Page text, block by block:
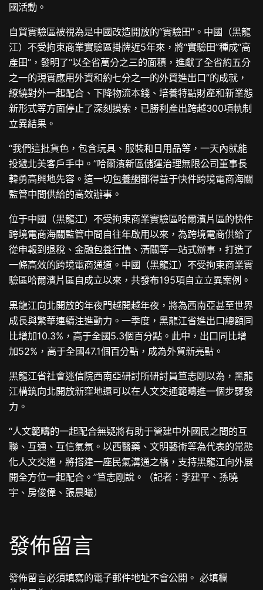
國活動。
自貿實驗區被視為是中國改造開放的“實驗田”。中國（黑龍
江）不受拘束商業實驗區掛牌近5年來，將“實驗田”種成“高
產田”，發明了“以全省萬分之三的面積，進獻了全省約五分
之一的現實應用外資和約七分之一的外貿進出口”的成就，
繚繞對外一起配合、下降物流本錢、培養特點財產和新業態
新形式等方面停止了深刻摸索，已勝利產出跨越300項軌制
立異結果。
“我們這批貨色，包含玩具、服裝和日用品等，一天內就能
投遞北美客戶手中。”哈爾濱新區儲運治理無限公司董事長
韓勇高興地先容。這一切包養網都得益于快件跨境電商海關
監管中間供給的高效辦事。
位于中國（黑龍江）不受拘束商業實驗區哈爾濱片區的快件
跨境電商海關監管中間自往年啟用以來，為跨境電商供給了
從申報到退稅、金融包養行情 、清關等一站式辦事，打造了
一條高效的跨境電商通道。中國（黑龍江）不受拘束商業實
驗區哈爾濱片區自成立以來，共發布195項自立立異案例。
黑龍江向北開放的年夜門越開越年夜，將為西南亞甚至世界
成長與繁華連續注進動力。一季度，黑龍江省進出口總額同
比增加10.3%，高于全國5.3個百分點。此中，出口同比增
加52%，高于全國47.1個百分點，成為外貿新亮點。
黑龍江省社會迷信院西南亞研討所研討員笪志剛以為，黑龍
江構筑向北開放新窪地還可以在人文交通範疇進一個步驟發
力。
“人文範疇的一起配合無疑將有助于營建中外國民之間的互
聯、互通、互信氣氛。以西醫藥、文明藝術等為代表的常態
化人文交通，將搭建一座民氣溝通之橋，支持黑龍江向外展
開全方位一起配合。”笪志剛說。（記者：李建平、孫曉
宇、房俊偉、張晨曦）
發佈留言
發佈留言必須填寫的電子郵件地址不會公開。 必填欄